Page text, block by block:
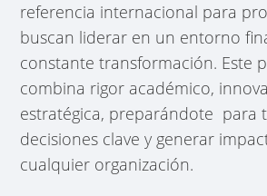
referencia internacional para
buscan liderar en un entorno
constante transformación. Este
combina rigor académico,
estratégica, preparándote para
decisiones clave y generar
cualquier organización.